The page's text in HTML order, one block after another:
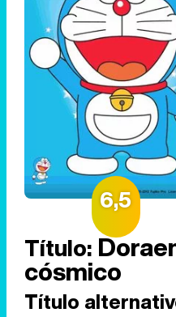
6,5
Título:
cósmico
Título